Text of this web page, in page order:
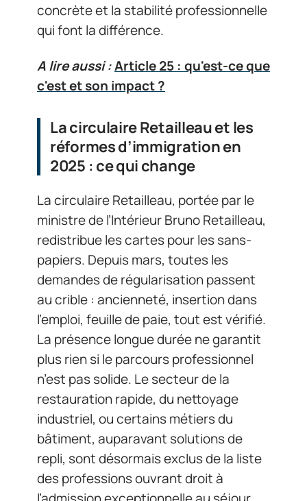
concrète et la stabilité professionnelle
qui font la différence.
A lire aussi :Article 25 : qu'est-ce que
c'est et son impact ?
La circulaire Retailleau et les
réformes d’immigration en
2025 : ce qui change
La circulaire Retailleau, portée par le
ministre de l’Intérieur Bruno Retailleau,
redistribue les cartes pour les sans-
papiers. Depuis mars, toutes les
demandes de régularisation passent
au crible : ancienneté, insertion dans
l’emploi, feuille de paie, tout est vérifié.
La présence longue durée ne garantit
plus rien si le parcours professionnel
n’est pas solide. Le secteur de la
restauration rapide, du nettoyage
industriel, ou certains métiers du
bâtiment, auparavant solutions de
repli, sont désormais exclus de la liste
des professions ouvrant droit à